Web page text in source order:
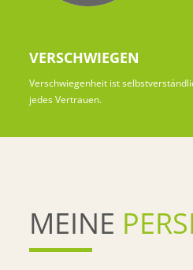
VERSCHWIEGEN
Verschwiegenheit ist
jedes Vertrauen.
MEINE